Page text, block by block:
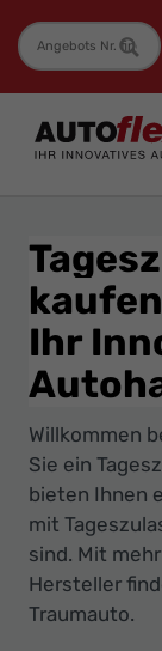
Fahrzeugnummer
Autoflex24
GmbH
Neuwagen
Jahreswagen
und
zu
Top-
Preisen
-
Ihr
Innovatives
Autohaus
Ihr
Willkommen
Sie ein
bieten Ihnen
mit
sind. Mit
Hersteller
Traumauto.